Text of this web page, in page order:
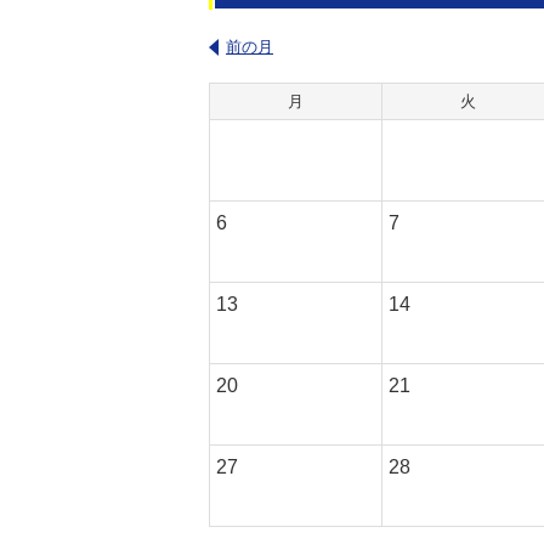
前の月
月 火
6 7
13 14
20 21
27 28